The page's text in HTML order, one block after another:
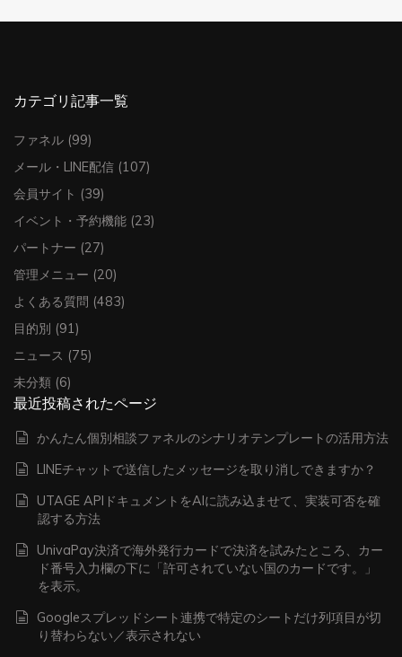
カテゴリ記事一覧
ファネル (99)
メール・LINE配信 (107)
会員サイト (39)
イベント・予約機能 (23)
パートナー (27)
管理メニュー (20)
よくある質問 (483)
目的別 (91)
ニュース (75)
未分類 (6)
最近投稿されたページ
かんたん個別相談ファネルのシナリオテンプレートの活用方法
LINEチャットで送信したメッセージを取り消しできますか？
UTAGE APIドキュメントをAIに読み込ませて、実装可否を確
認する方法
UnivaPay決済で海外発行カードで決済を試みたところ、カー
ド番号入力欄の下に「許可されていない国のカードです。」
を表示。
Googleスプレッドシート連携で特定のシートだけ列項目が切
り替わらない／表示されない